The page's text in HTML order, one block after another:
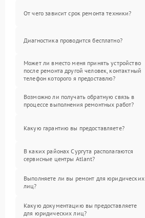
От чего зависит срок ремонта техники?
Диагностика проводится бесплатно?
Может ли вместо меня принять устройство
после ремонта другой человек, контактный
телефон которого я предоставлю?
Возможно ли получать обратную связь в
процессе выполнения ремонтных работ?
Какую гарантию вы предоставляете?
В каких районах Сургута располагаются
сервисные центры Atlant?
Выполняете ли вы ремонт для юридических
лиц?
Какую документацию вы предоставляете
для юридических лиц?